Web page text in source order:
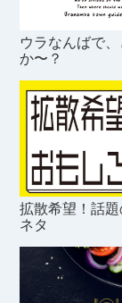
ウラなんばで、
か〜？
拡散希望！話
ネタ